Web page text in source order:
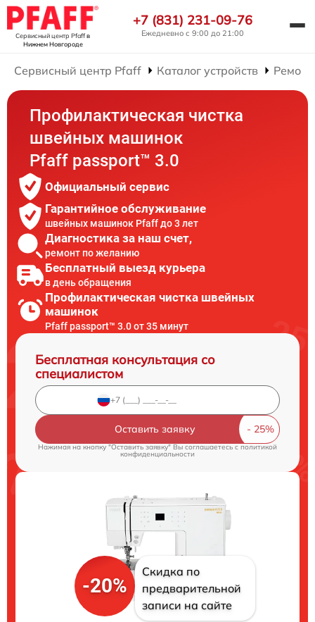
Сервисный центр Pfaffв
Нижнем Новгороде
+7 (831) 231-09-76
Ежедневно с 9:00 до 21:00
Сервисный центр Pfaff Каталог устройств
Профилактическая чистка
швейных машинок
Pfaff passport™ 3.0
Официальный сервис
Гарантийное обслуживание
швейных машинок Pfaff до 3 лет
Диагностика за наш счет,
ремонт по желанию
Бесплатный выезд курьера
в день обращения
Профилактическая чистка швейных
машинок
Pfaff passport™ 3.0 от 35 минут
Бесплатная консультация со
специалистом
Оставить заявку
Нажимая на кнопку "Оставить заявку" Вы соглашаетесь cполитикой
конфиденциальности
-20%
Скидка по
предварительной
записи на сайте